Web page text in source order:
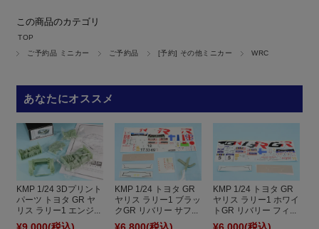
この商品のカテゴリ
TOP
ご予約品 ミニカー
ご予約品 [予約] その他ミニカー WRC
あなたにオススメ
KMP 1/24 3Dプリント
パーツ トヨタ GR ヤ
リス ラリー1 エンジ...
KMP 1/24 トヨタ GR
ヤリス ラリー1 ブラッ
クGR リバリー サフ...
KMP 1/24 トヨタ GR
ヤリス ラリー1 ホワイ
トGR リバリー フィ...